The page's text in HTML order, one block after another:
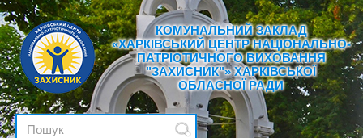
КОМУНАЛЬНИЙ ЗАКЛАД
«ХАРКІВСЬКИЙ ЦЕНТР НАЦІОНАЛЬНО-
ПАТРІОТИЧНОГО ВИХОВАННЯ
"ЗАХИСНИК"» ХАРКІВСЬКОЇ
ОБЛАСНОЇ РАДИ